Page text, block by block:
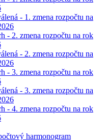
- 1. zmena rozpočtu na
- 2. zmena rozpočtu na rok
- 2. zmena rozpočtu na
- 3. zmena rozpočtu na rok
- 3. zmena rozpočtu na
- 4. zmena rozpočtu na rok
harmonogram